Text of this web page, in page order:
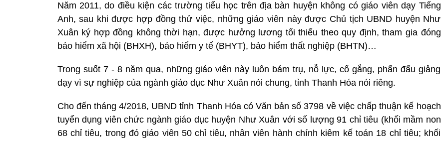
Năm 2011, do điều kiện các trường tiểu học trên địa bàn huyện không có giáo viên dạy Tiếng
Anh, sau khi được hợp đồng thử việc, những giáo viên này được Chủ tịch UBND huyện Như
Xuân ký hợp đồng không thời hạn, được hưởng lương tối thiểu theo quy định, tham gia đóng
bảo hiểm xã hội (BHXH), bảo hiểm y tế (BHYT), bảo hiểm thất nghiệp (BHTN)…
Trong suốt 7 - 8 năm qua, những giáo viên này luôn bám trụ, nỗ lực, cố gắng, phấn đấu giảng
dạy vì sự nghiệp của ngành giáo dục Như Xuân nói chung, tỉnh Thanh Hóa nói riêng.
Cho đến tháng 4/2018, UBND tỉnh Thanh Hóa có Văn bản số 3798 về việc chấp thuận kế hoạch
tuyển dụng viên chức ngành giáo dục huyện Như Xuân với số lượng 91 chỉ tiêu (khối mầm non
68 chỉ tiêu, trong đó giáo viên 50 chỉ tiêu, nhân viên hành chính kiêm kế toán 18 chỉ tiêu; khối